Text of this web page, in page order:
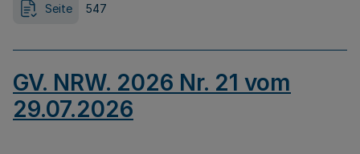
Seite 547
GV. NRW. 2026 Nr. 21 vom
29.07.2026